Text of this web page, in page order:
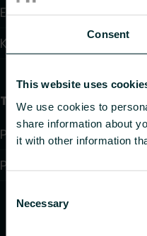
Consent
This website uses
We use cookies to
share information about
it with other information
Selection
Necessary
Edasimüüjad
Kontaktid
Teave
Privacy policy
Purchase terms and